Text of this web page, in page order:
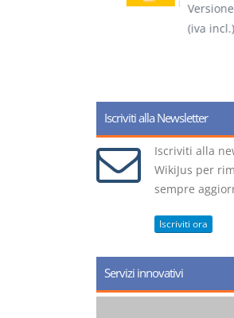
Versione
(iva incl.)
Iscriviti alla Newsletter
Iscriviti alla
WikiJus per
sempre
Iscriviti ora
Servizi innovativi